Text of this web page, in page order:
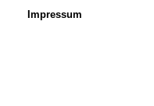
Impressum